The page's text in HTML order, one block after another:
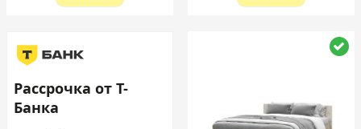
Рассрочка от Т-
Банка